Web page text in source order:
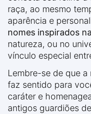
raça, ao mesmo
aparência e
nomes inspirados
natureza, ou no
vínculo especial
Lembre-se de que
faz sentido para
caráter e
antigos guardiões